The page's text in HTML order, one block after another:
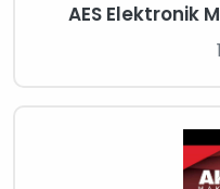
AES Elektronik